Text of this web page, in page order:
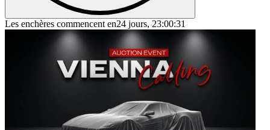
Les enchères commencent en24 jours, 23:00:31